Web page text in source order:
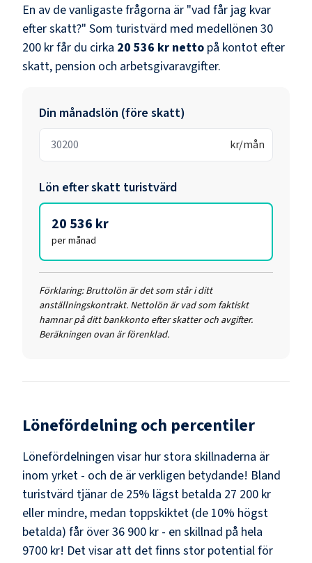
En av de vanligaste frågorna är "vad får jag kvar
efter skatt?" Som turistvärd med medellönen 30
200 krfår du cirka 20 536 kr netto på kontot efter
skatt, pension och arbetsgivaravgifter.
Din månadslön (före skatt)
kr/mån
Lön efter skatt turistvärd
20 536 kr
per månad
Förklaring: Bruttolön är det som står i ditt
anställningskontrakt. Nettolön är vad som faktiskt
hamnar på ditt bankkonto efter skatter och avgifter.
Beräkningen ovan är förenklad.
Lönefördelning och percentiler
Lönefördelningen visar hur stora skillnaderna är
inom yrket - och de är verkligen betydande! Bland
turistvärd tjänar de 25% lägst betalda 27 200 kr
eller mindre, medan toppskiktet (de 10% högst
betalda) får över36 900 kr - en skillnad på hela
9700 kr! Det visar att det finns stor potential för